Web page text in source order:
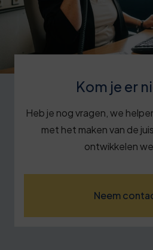
Kom je er
Heb je nog vragen, we
met het maken van de
ontwikkelen we
Neem